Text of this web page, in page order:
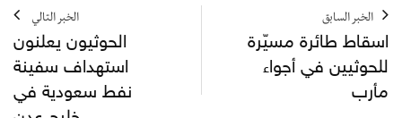
الخبر السابق
اسقاط طائرة مسيّرة
للحوثيين في أجواء
مأرب
الخبر التالي
الحوثيون يعلنون
استهداف سفينة
نفط سعودية في